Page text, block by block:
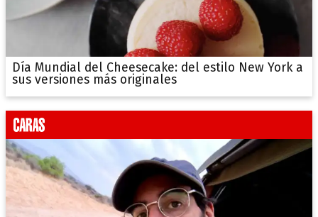
Día Mundial del Cheesecake: del estilo New York a
sus versiones más originales